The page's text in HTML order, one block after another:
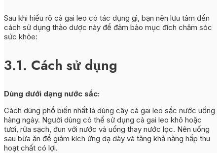
Sau khi hiểu rõ cà gai leo có tác dụng gì, bạn nên lưu tâm đến
cách sử dụng thảo dược này để đảm bảo mục đích chăm sóc
sức khỏe:
3.1. Cách sử dụng
Dùng dưới dạng nước sắc:
Cách dùng phổ biến nhất là dùng cây cà gai leo sắc nước uống
hàng ngày. Người dùng có thể sử dụng cà gai leo khô hoặc
tươi, rửa sạch, đun với nước và uống thay nước lọc. Nên uống
sau bữa ăn để giảm kích ứng dạ dày và tăng khả năng hấp thu
hoạt chất có lợi.